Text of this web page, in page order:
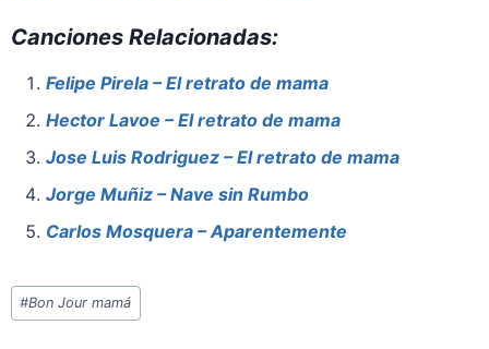
c
e
b
o
o
k
er
e
st
at
s
A
p
p
st
o
d
o
n
ai
l
e
Canciones Relacionadas:
Felipe Pirela – El retrato de mama
Hector Lavoe – El retrato de mama
Jose Luis Rodriguez – El retrato de mama
Jorge Muñiz – Nave sin Rumbo
Carlos Mosquera – Aparentemente
Etiquetas
de
#Bon Jour mamá